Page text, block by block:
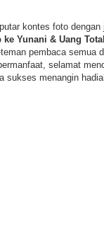
kontes foto dengan
Yunani & Uang
pembaca semua
selamat
sukses menangin